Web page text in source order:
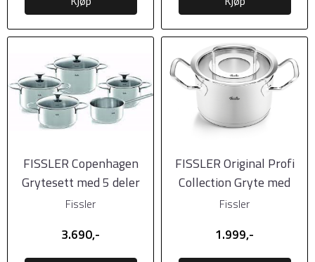
FISSLER Copenhagen
Grytesett med 5 deler
Fissler
3.690,-
FISSLER Original Profi
Collection Gryte med
glasslokk 16cm
Fissler
1.999,-